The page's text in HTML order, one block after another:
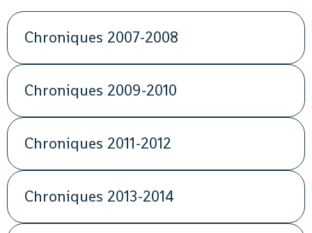
Chroniques 2007-2008
Chroniques 2009-2010
Chroniques 2011-2012
Chroniques 2013-2014